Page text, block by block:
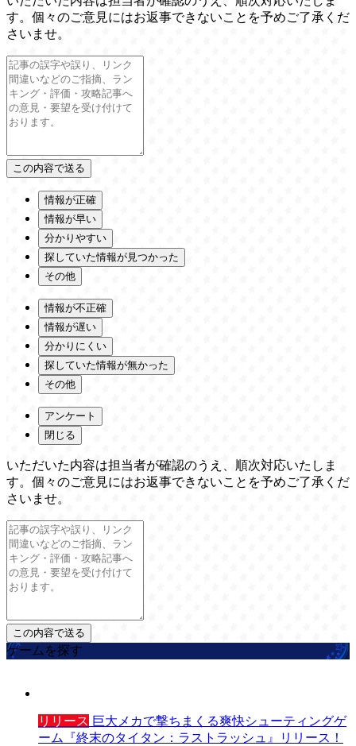
す。個々のご意見にはお返事できないことを予めご了承くだ
さいませ。
情報が正確
情報が早い
分かりやすい
探していた情報が見つかった
その他
情報が不正確
情報が遅い
分かりにくい
探していた情報が無かった
その他
アンケート
閉じる
いただいた内容は担当者が確認のうえ、順次対応いたしま
す。個々のご意見にはお返事できないことを予めご了承くだ
さいませ。
ゲームを探す
リリース 巨大メカで撃ちまくる爽快シューティングゲ
ーム『終末のタイタン：ラストラッシュ』リリース！